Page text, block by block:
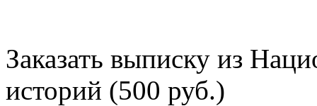
Заказать выписку из
историй (500 руб.)